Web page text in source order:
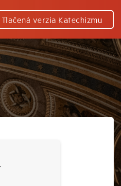
Tlačená verzia Katechizmu